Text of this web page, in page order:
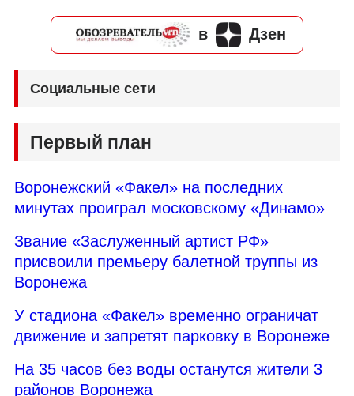
в Дзен
Социальные сети
Первый план
Воронежский «Факел» на последних
минутах проиграл московскому «Динамо»
Звание «Заслуженный артист РФ»
присвоили премьеру балетной труппы из
Воронежа
У стадиона «Факел» временно ограничат
движение и запретят парковку в Воронеже
На 35 часов без воды останутся жители 3
районов Воронежа